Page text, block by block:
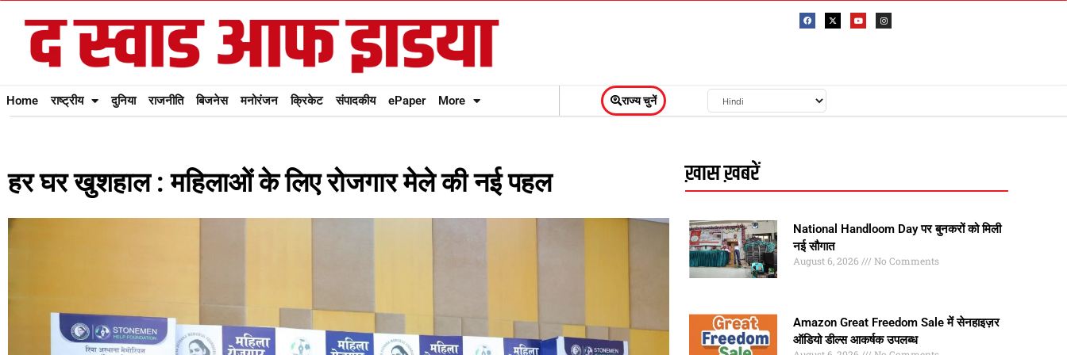
Home राष्ट्रीय दुनिया राजनीति बिजनेस मनोरंजन क्रिकेट संपादकीय ePaper More राज्य चुनें
हर घर खुशहाल : महिलाओं के लिए रोजगार मेले की नई पहल ख़ास ख़बरें
National Handloom Day पर बुनकरों को मिली
नई सौगात
August 6, 2026 No Comments
Amazon Great Freedom Sale में सेनहाइज़र
ऑडियो डील्स आकर्षक उपलब्ध